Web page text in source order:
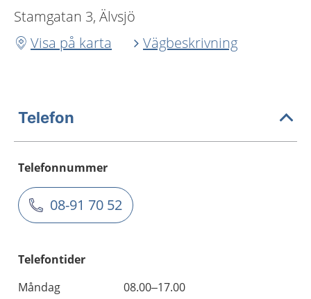
Stamgatan 3, Älvsjö
Visa på karta
Vägbeskrivning
Telefon
Telefonnummer
08-91 70 52
Telefontider
Måndag
08.00–17.00